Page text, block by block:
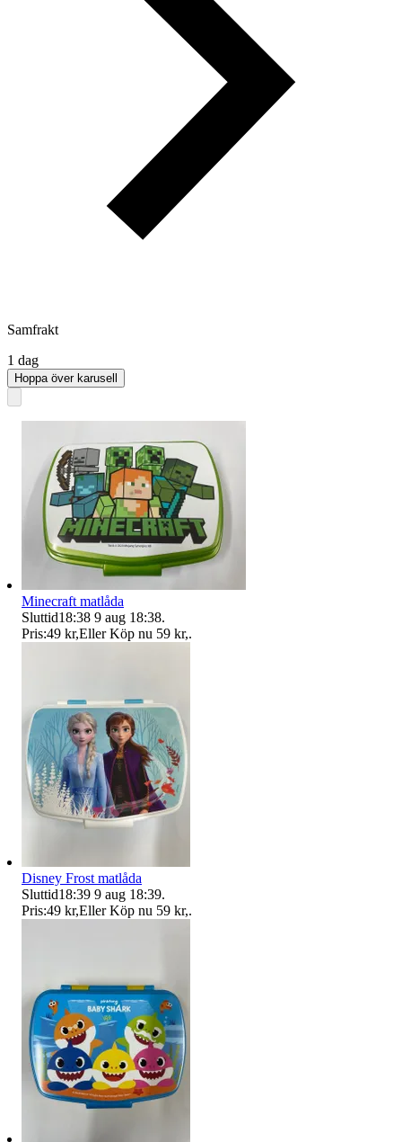
Samfrakt
1 dag
Hoppa över karusell
Minecraft matlåda
Sluttid18:38 9 aug 18:38.
Pris:49 kr,Eller Köp nu 59 kr,.
Disney Frost matlåda
Sluttid18:39 9 aug 18:39.
Pris:49 kr,Eller Köp nu 59 kr,.